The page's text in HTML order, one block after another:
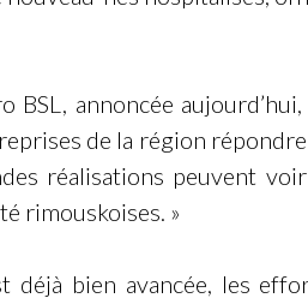
BSL, annoncée
de la région
réalisations peuvent
rimouskoises. »
déjà bien avancée, les